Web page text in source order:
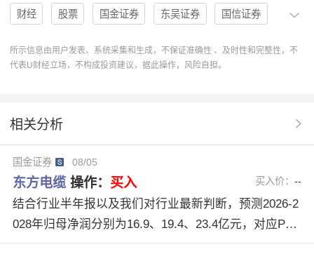
财经 股票 国金证券 东吴证券 国信证券
基本面 菲律宾 盈利能力 机构 分析
好评 基本面分析
全产业链整合能力
技术+资本+建设 EPCI总包项目
所示信息由用户发表、系统采集和生成，不保证准确性 、及时性和完整性，不
代表U财经立场，不构成投资建议，据此操作，风险自担。
相关分析
国金证券 08/05
东方电缆 操作： 买入 买入价：--
结合行业半年报以及我们对行业最新判断，预测2026-2
028年归母净润分别为16.9、19.4、23.4亿元，对应PE
为20、17、15倍，维持“买入”评级。